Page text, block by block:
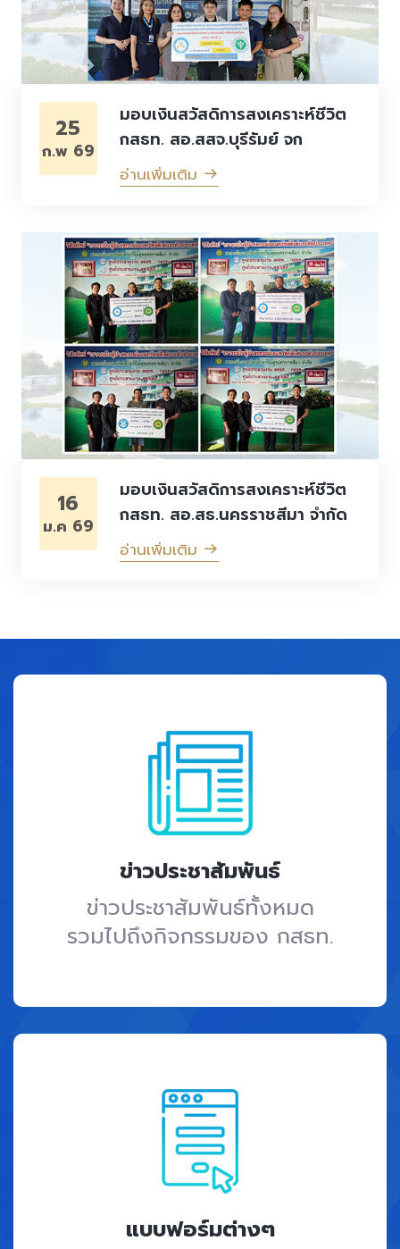
25
ก.พ 69
มอบเงินสวัสดิการสงเคราะห์ชีวิต
กสธท. สอ.สสจ.บุรีรัมย์ จก
อ่านเพิ่มเติม
16
ม.ค 69
มอบเงินสวัสดิการสงเคราะห์ชีวิต
กสธท. สอ.สธ.นครราชสีมา จำกัด
อ่านเพิ่มเติม
ข่าวประชาสัมพันธ์
ข่าวประชาสัมพันธ์ทั้งหมด
รวมไปถึงกิจกรรมของ กสธท.
แบบฟอร์มต่างๆ